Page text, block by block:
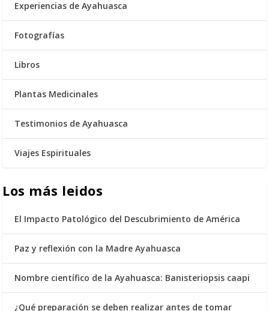
Experiencias de Ayahuasca
Fotografías
Libros
Plantas Medicinales
Testimonios de Ayahuasca
Viajes Espirituales
Los más leidos
El Impacto Patológico del Descubrimiento de América
Paz y reflexión con la Madre Ayahuasca
Nombre científico de la Ayahuasca: Banisteriopsis caapi
¿Qué preparación se deben realizar antes de tomar